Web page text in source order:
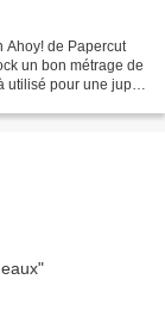
Ahoy! de Papercut
un bon métrage de
utilisé pour une jupe